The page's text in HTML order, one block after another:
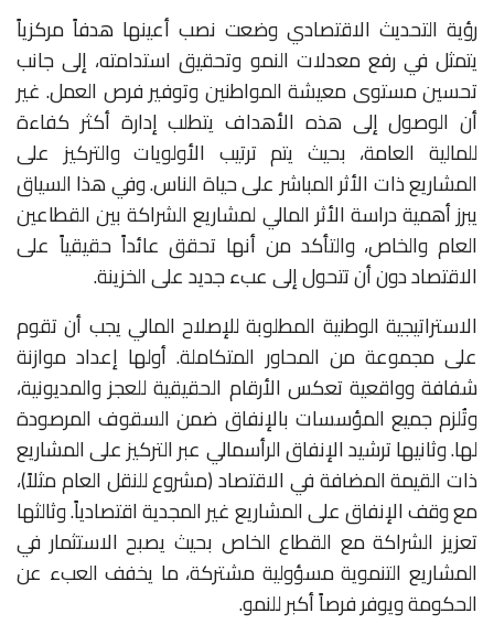
رؤية التحديث الاقتصادي وضعت نصب أعينها هدفاً مركزياً
يتمثل في رفع معدلات النمو وتحقيق استدامته، إلى جانب
تحسين مستوى معيشة المواطنين وتوفير فرص العمل. غير
أن الوصول إلى هذه الأهداف يتطلب إدارة أكثر كفاءة
للمالية العامة، بحيث يتم ترتيب الأولويات والتركيز على
المشاريع ذات الأثر المباشر على حياة الناس. وفي هذا السياق
يبرز أهمية دراسة الأثر المالي لمشاريع الشراكة بين القطاعين
العام والخاص، والتأكد من أنها تحقق عائداً حقيقياً على
الاقتصاد دون أن تتحول إلى عبء جديد على الخزينة.
الاستراتيجية الوطنية المطلوبة للإصلاح المالي يجب أن تقوم
على مجموعة من المحاور المتكاملة. أولها إعداد موازنة
شفافة وواقعية تعكس الأرقام الحقيقية للعجز والمديونية،
وتُلزم جميع المؤسسات بالإنفاق ضمن السقوف المرصودة
لها. وثانيها ترشيد الإنفاق الرأسمالي عبر التركيز على المشاريع
ذات القيمة المضافة في الاقتصاد (مشروع للنقل العام مثلاً)،
مع وقف الإنفاق على المشاريع غير المجدية اقتصادياً. وثالثها
تعزيز الشراكة مع القطاع الخاص بحيث يصبح الاستثمار في
المشاريع التنموية مسؤولية مشتركة، ما يخفف العبء عن
الحكومة ويوفر فرصاً أكبر للنمو.